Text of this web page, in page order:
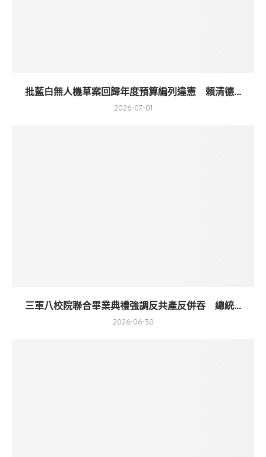
批藍白無人機草案回歸年度預算編列違憲 賴清德...
2026-07-01
三軍八校院聯合畢業典禮強調反共產反併吞 總統...
2026-06-30